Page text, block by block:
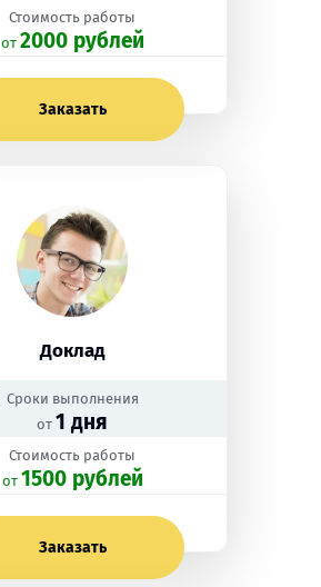
Стоимость работы
oт 2000 рублей
Заказать
Доклад
Сроки выполнения
от 1 дня
Стоимость работы
oт 1500 рублей
Заказать